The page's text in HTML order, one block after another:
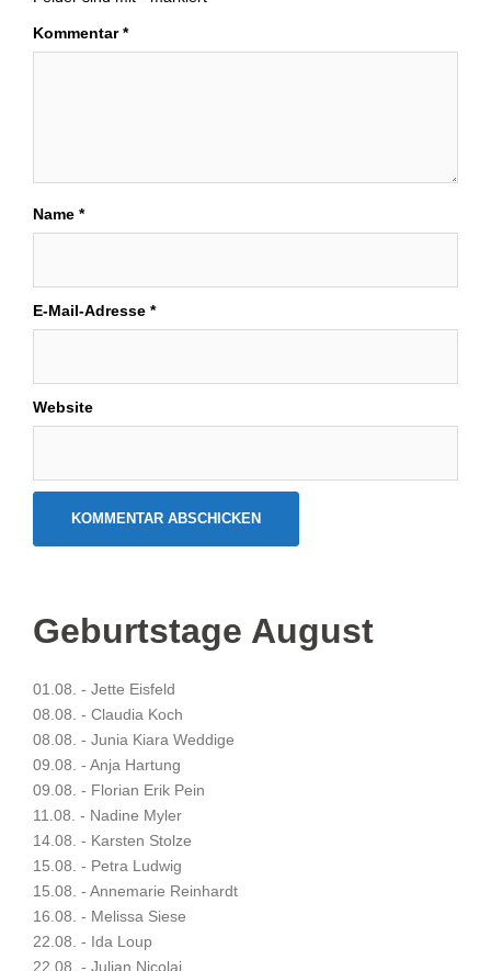
Kommentar*
Name *
E-Mail-Adresse *
Website
Geburtstage August
01.08. - Jette Eisfeld
08.08. - Claudia Koch
08.08. - Junia Kiara Weddige
09.08. - Anja Hartung
09.08. - Florian Erik Pein
11.08. - Nadine Myler
14.08. - Karsten Stolze
15.08. - Petra Ludwig
15.08. - Annemarie Reinhardt
16.08. - Melissa Siese
22.08. - Ida Loup
22.08. - Julian Nicolai